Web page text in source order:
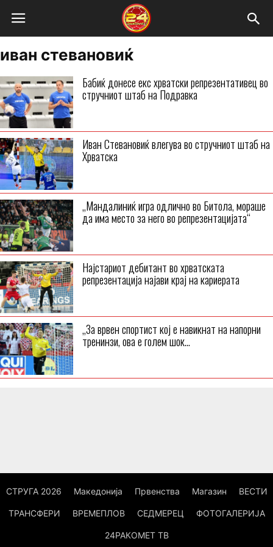
иван стевановиќ
Бабиќ донесе екс хрватски репрезентативец во
стручниот штаб на Подравка
Иван Стевановиќ влегува во стручниот штаб на
Хрватска
„Мандалиниќ игра одлично во Битола, мораше
да има место за него во репрезентацијата“
Најстариот дебитант во хрватската
репрезентација најави крај на кариерата
„За врвен спортист кој е навикнат на напорни
тренинзи, ова е голем шок...
СТРУГА 2026 Македонија Првенства Магазин ВЕСТИ
ТРАНСФЕРИ ВРЕМЕПЛОВ СЕДМЕРЕЦ ФОТОГАЛЕРИЈА
24РАКОМЕТ ТВ